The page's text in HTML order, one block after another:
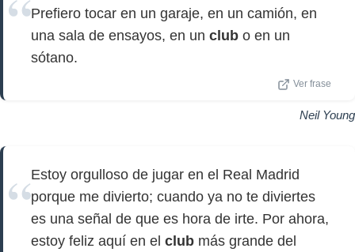
Prefiero tocar en un garaje, en un camión, en
una sala de ensayos, en un club o en un
sótano.
Ver frase
Neil Young
Estoy orgulloso de jugar en el Real Madrid
porque me divierto; cuando ya no te diviertes
es una señal de que es hora de irte. Por ahora,
estoy feliz aquí en el club más grande del